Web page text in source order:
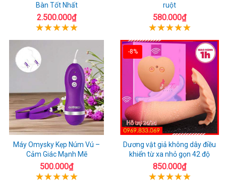
Bàn Tốt Nhất
2.500.000₫
ruột
580.000₫
Máy Omysky Kẹp Núm Vú –
Cảm Giác Mạnh Mẽ
500.000₫
-8%
Dương vật giả không dây điều
khiển từ xa nhỏ gọn 42 độ
850.000₫